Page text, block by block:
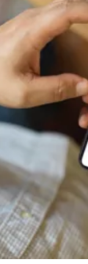
Newsletter
belles
Ok
Facebook